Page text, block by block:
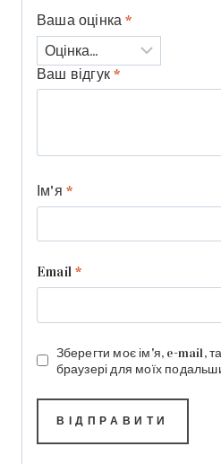
Ваша оцінка*
Ваш відгук*
Ім'я *
Email*
Зберегти моє ім'я, e-mail,
браузері для моїх